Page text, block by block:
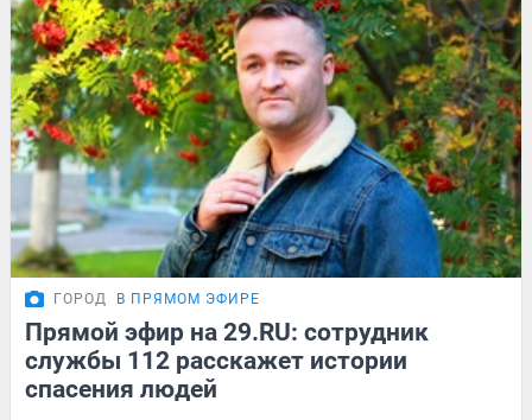
ГОРОД В ПРЯМОМ ЭФИРЕ
Прямой эфир на 29.RU: сотрудник
службы 112 расскажет истории
спасения людей